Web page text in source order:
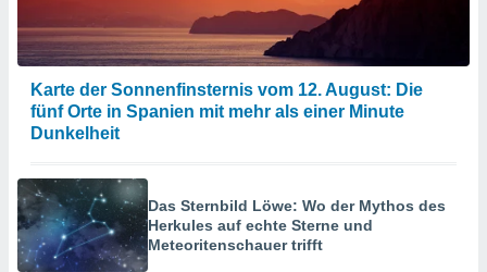
Karte der Sonnenfinsternis vom 12. August: Die
fünf Orte in Spanien mit mehr als einer Minute
Dunkelheit
Das Sternbild Löwe: Wo der Mythos des
Herkules auf echte Sterne und
Meteoritenschauer trifft